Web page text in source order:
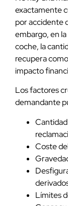
exactamente
por accidente
embargo, en
coche, la
recupera
impacto
Los factores
demandante
Coste
Límites